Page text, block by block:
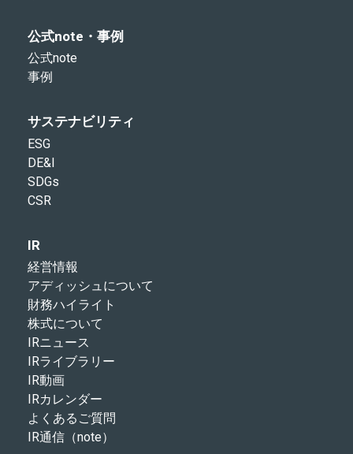
公式note・事例
公式note
事例
サステナビリティ
ESG
DE&I
SDGs
CSR
IR
経営情報
アディッシュについて
財務ハイライト
株式について
IRニュース
IRライブラリー
IR動画
IRカレンダー
よくあるご質問
IR通信（note）